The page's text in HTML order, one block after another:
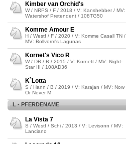
Kimber van Orchid's
W / NRPS / F / 2018 / V: Kanshebber / MV:
Watershof Pretendent / 108TG50
Komme Amour E
H / Westf / F / 2020 / V: Komme Casall TN /
MV: Bollvorm's Lagunas
Kornet's Vico R
W / DR / B / 2015 / V: Kornett / MV: Night-
Star III / 108AD36
K`Lotta
S / Hann / B / 2019 / V: Karajan / MV: Now
Or Never M
L - PFERDENAME
La Vista 7
S / Westf / Schi / 2013 / V: Levisonn / MV:
Lanciano